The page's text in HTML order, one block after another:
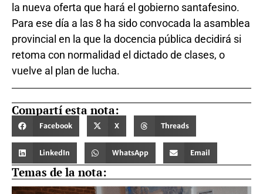
la nueva oferta que hará el gobierno santafesino.
Para ese día a las 8 ha sido convocada la asamblea
provincial en la que la docencia pública decidirá si
retoma con normalidad el dictado de clases, o
vuelve al plan de lucha.
Compartí esta nota:
Facebook X Threads
LinkedIn WhatsApp Email
Temas de la nota: